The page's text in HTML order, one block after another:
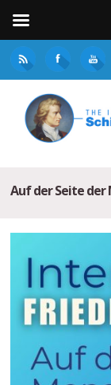
Auf der Seite